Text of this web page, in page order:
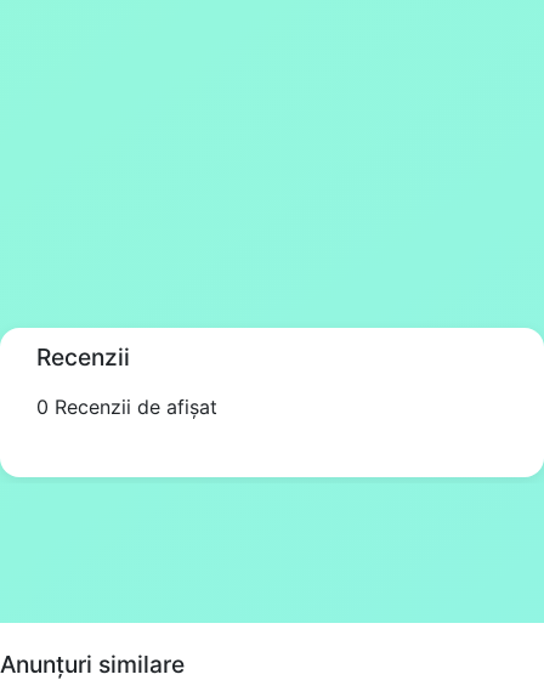
Recenzii
0 Recenzii de afișat
Anunțuri similare